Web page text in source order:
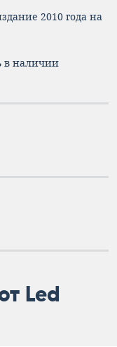
2010 года на
в наличии
Led